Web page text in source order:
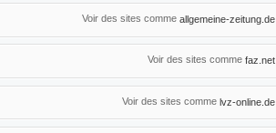
Voir des sites comme allgemeine-zeitung.de
Voir des sites comme faz.net
Voir des sites comme lvz-online.de